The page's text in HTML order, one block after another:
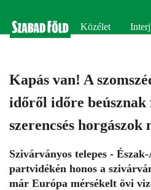
Közélet
Kapás van! A
időről időre beúsznak
szerencsés horgászok
Szivárványos telepes -
partvidékén honos a
már Európa mérsékelt övi